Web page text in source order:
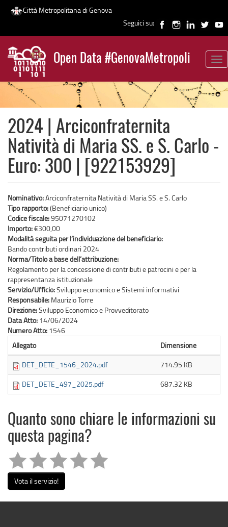
Salta
contenuto
principale
Città Metropolitana di Genova
Seguici su:
Open Data #GenovaMetropoli
News
2024 | Arciconfraternita
Natività di Maria SS. e S. Carlo -
Euro: 300 | [922153929]
Nominativo:Arciconfraternita Natività di Maria SS. e S. Carlo
Tipo rapporto:(Beneficiario unico)
Codice fiscale:95071270102
Importo:€300,00
Modalità seguita per l’individuazione del beneficiario:
Bando contributi ordinari 2024
Norma/Titolo a base dell’attribuzione:
Regolamento per la concessione di contributi e patrocini e per la
rappresentanza istituzionale
Servizio/Ufficio:Sviluppo economico e Sistemi informativi
Responsabile: Maurizio Torre
Direzione:Sviluppo Economico e Provveditorato
Data Atto: 14/06/2024
Numero Atto: 1546
Allegato
Dimensione
DET_DETE_1546_2024.pdf
714.95 KB
DET_DETE_497_2025.pdf
687.32 KB
Quanto sono chiare le informazioni su
questa pagina?
Vota il servizio!